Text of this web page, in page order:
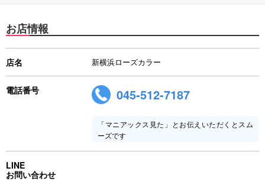
お店情報
店名 新横浜ローズカラー
電話番号 045-512-7187
「マニアックス見た」とお伝えいただくとスム
ーズです
LINE
お問い合わせ